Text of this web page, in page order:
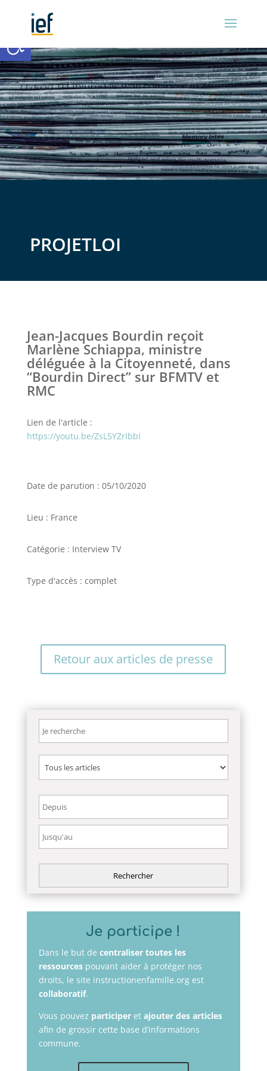
Ouvrir la barre d’outils
PROJETLOI
Jean-Jacques Bourdin reçoit
Marlène Schiappa, ministre
déléguée à la Citoyenneté, dans
“Bourdin Direct” sur BFMTV et
RMC
Lien de l'article :
https://youtu.be/ZsL5YZrIbbI
Date de parution : 05/10/2020
Lieu : France
Catégorie : Interview TV
Type d'accès : complet
Retour aux articles de presse
Je participe !
Dans le but de centraliser toutes les
ressourcespouvant aider à protéger nos
droits, le site instructionenfamille.org est
collaboratif.
Vous pouvez participeret ajouter des articles
afin de grossir cette base d’informations
commune.